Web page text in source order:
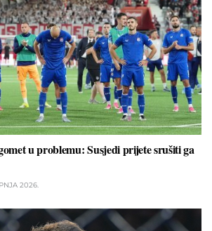
u problemu: Susjedi prijete srušiti ga
2026.